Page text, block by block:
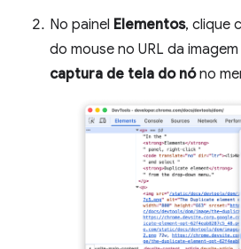
No painel Elementos, clique
do mouse no URL da
captura de tela do nóno